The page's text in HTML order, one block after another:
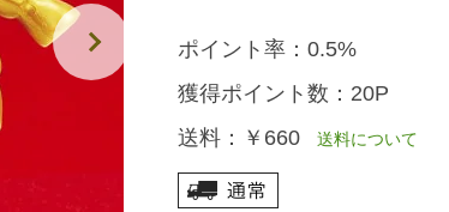
ポイント率： 0.5%
獲得ポイント数： 20P
送料： ￥660送料について